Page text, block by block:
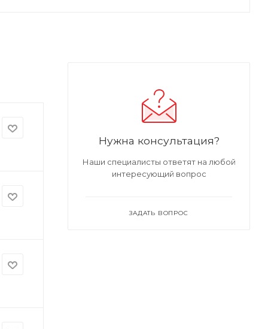
Нужна консультация?
Наши специалисты ответят на любой
интересующий вопрос
ЗАДАТЬ ВОПРОС